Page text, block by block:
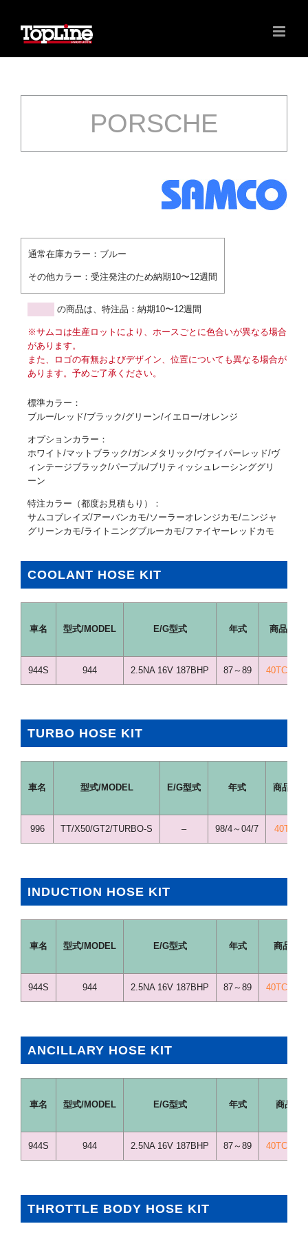
PORSCHE
通常在庫カラー： ブルー
その他カラー： 受注発注のため納期10〜12週間
の商品は、特注品：納期10〜12週間
※サムコは生産ロットにより、ホースごとに色合いが異なる場合
があります。
また、ロゴの有無およびデザイン、位置についても異なる場合が
あります。予めご了承ください。
標準カラー：
ブルー/レッド/ブラック/グリーン/イエロー/オレンジ
オプションカラー：
ホワイト/マットブラック/ガンメタリック/ヴァイパーレッド/ヴ
ィンテージブラック/パープル/ブリティッシュレーシンググリ
ーン
特注カラー（都度お見積もり）：
サムコブレイズ/アーバンカモ/ソーラーオレンジカモ/ニンジャ
グリーンカモ/ライトニングブルーカモ/ファイヤーレッドカモ
COOLANT HOSE KIT
車名 型式/MODEL E/G型式 年式 商品コー
944S 944 2.5NA 16V 187BHP 87～89
TURBO HOSE KIT
車名 型式/MODEL E/G型式 年式 商品コ
996 TT/X50/GT2/TURBO-S – 98/4～04/7
INDUCTION HOSE KIT
車名 型式/MODEL E/G型式 年式 商品コ
944S 944 2.5NA 16V 187BHP 87～89
ANCILLARY HOSE KIT
車名 型式/MODEL E/G型式 年式 商品コ
944S 944 2.5NA 16V 187BHP 87～89
THROTTLE BODY HOSE KIT